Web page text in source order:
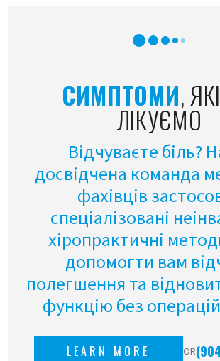
СИМПТОМИ,
ЛІКУЄМО
Відчуваєте біль?
досвідчена команда
фахівців
спеціалізовані
хіропрактичні
допомогти вам
полегшення та
функцію без операцій
LEARN MORE OR